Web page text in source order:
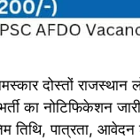
दोस्तों राजस्थान
भर्ती का नोटिफिकेशन
तिथि, पात्रता,